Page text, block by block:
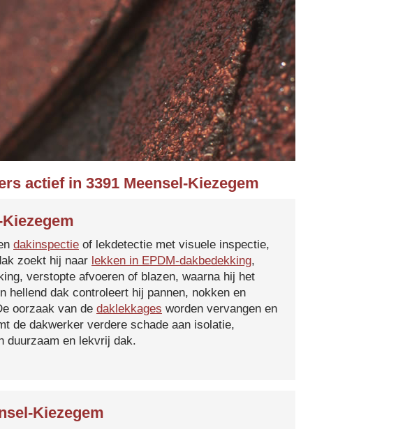
actief in 3391 Meensel-Kiezegem
dakinspectie of lekdetectie met visuele inspectie,
zoekt hij naar lekken in EPDM-dakbedekking,
verstopte afvoeren of blazen, waarna hij het
hellend dak controleert hij pannen, nokken en
oorzaak van de daklekkages worden vervangen en
de dakwerker verdere schade aan isolatie,
duurzaam en lekvrij dak.
Kiezegem